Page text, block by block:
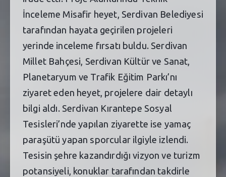
İnceleme Misafir heyet, Serdivan Belediyesi
tarafından hayata geçirilen projeleri
yerinde inceleme fırsatı buldu. Serdivan
Millet Bahçesi, Serdivan Kültür ve Sanat,
Planetaryum ve Trafik Eğitim Parkı’nı
ziyaret eden heyet, projelere dair detaylı
bilgi aldı. Serdivan Kırantepe Sosyal
Tesisleri’nde yapılan ziyarette ise yamaç
paraşütü yapan sporcular ilgiyle izlendi.
Tesisin şehre kazandırdığı vizyon ve turizm
potansiyeli, konuklar tarafından takdirle